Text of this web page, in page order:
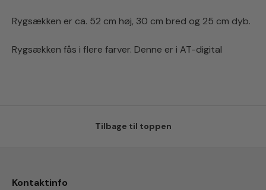
Rygsækken er ca. 52 cm høj, 30 cm bred og 25 cm dyb.
Rygsækken fås i flere farver. Denne er i AT-digital
Tilbage til toppen
Kontaktinfo